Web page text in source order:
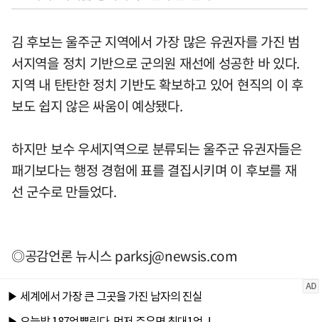
김 후보는 울주군 지역에서 가장 많은 유권자를 가진 범
서지역을 정치 기반으로 군의원 재선에 성공한 바 있다.
지역 내 탄탄한 정치 기반도 확보하고 있어 현직의 이 후
보도 쉽지 않은 싸움이 예상됐다.
하지만 보수 우세지역으로 분류되는 울주군 유권자들은
패기보다는 행정 경험에 표를 결집시키며 이 후보를 재
선 군수로 만들었다.
◎공감언론 뉴시스parksj@newsis.com